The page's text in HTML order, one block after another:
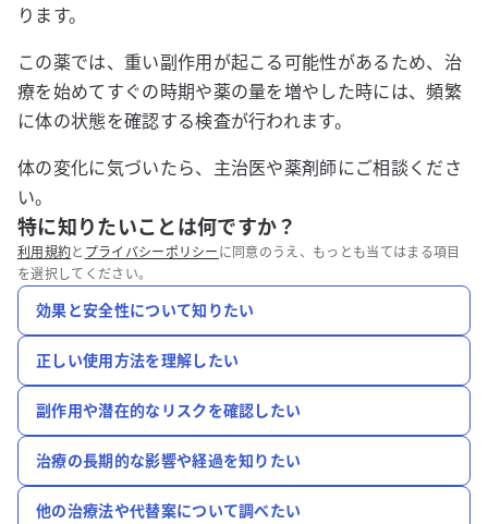
ります。
この薬では、重い副作用が起こる可能性があるため、治
療を始めてすぐの時期や薬の量を増やした時には、頻繁
に体の状態を確認する検査が行われます。
体の変化に気づいたら、主治医や薬剤師にご相談くださ
い。
特に知りたいことは何ですか？
利用規約と プライバシーポリシー に同意のうえ、もっとも当てはまる項目
を選択してください。
効果と安全性について知りたい
正しい使用方法を理解したい
副作用や潜在的なリスクを確認したい
治療の長期的な影響や経過を知りたい
他の治療法や代替案について調べたい